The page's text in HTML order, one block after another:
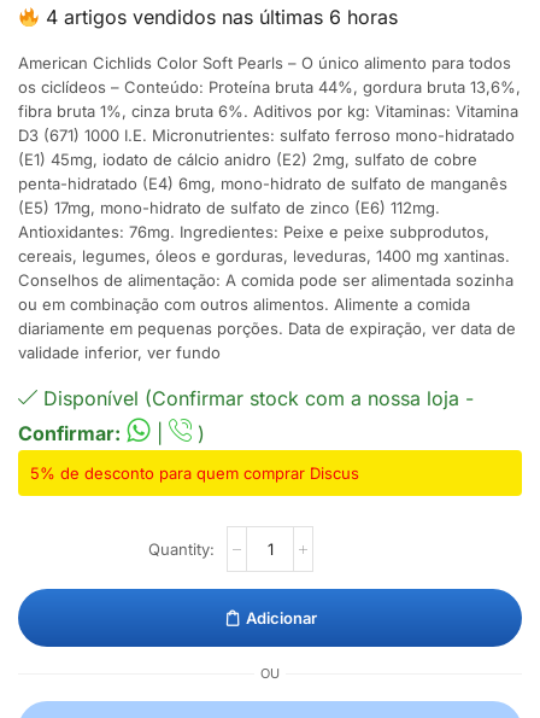
4 artigos vendidos nas últimas 6 horas
American Cichlids Color Soft Pearls – O único alimento para todos
os ciclídeos – Conteúdo: Proteína bruta 44%, gordura bruta 13,6%,
fibra bruta 1%, cinza bruta 6%. Aditivos por kg: Vitaminas: Vitamina
D3 (671) 1000 I.E. Micronutrientes: sulfato ferroso mono-hidratado
(E1) 45mg, iodato de cálcio anidro (E2) 2mg, sulfato de cobre
penta-hidratado (E4) 6mg, mono-hidrato de sulfato de manganês
(E5) 17mg, mono-hidrato de sulfato de zinco (E6) 112mg.
Antioxidantes: 76mg. Ingredientes: Peixe e peixe subprodutos,
cereais, legumes, óleos e gorduras, leveduras, 1400 mg xantinas.
Conselhos de alimentação: A comida pode ser alimentada sozinha
ou em combinação com outros alimentos. Alimente a comida
diariamente em pequenas porções. Data de expiração, ver data de
validade inferior, ver fundo
Disponível (Confirmar stock com a nossa loja -
Confirmar:
)
5% de desconto para quem comprar Discus
Adicionar
OU